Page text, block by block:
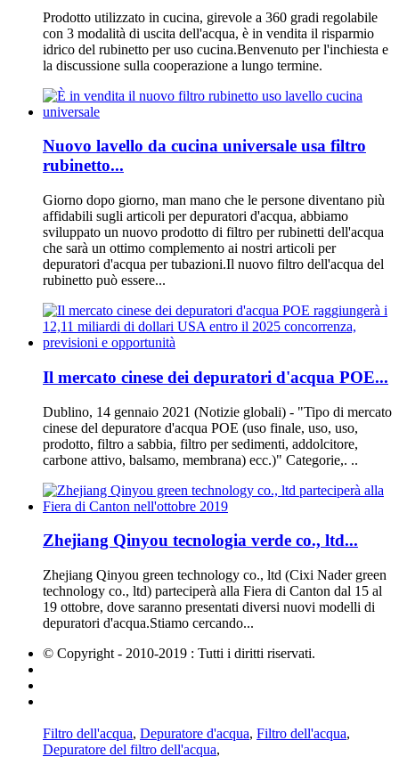
Prodotto utilizzato in cucina, girevole a 360 gradi regolabile
con 3 modalità di uscita dell'acqua, è in vendita il risparmio
idrico del rubinetto per uso cucina.Benvenuto per l'inchiesta e
la discussione sulla cooperazione a lungo termine.
Nuovo lavello da cucina universale usa filtro
rubinetto...
Giorno dopo giorno, man mano che le persone diventano più
affidabili sugli articoli per depuratori d'acqua, abbiamo
sviluppato un nuovo prodotto di filtro per rubinetti dell'acqua
che sarà un ottimo complemento ai nostri articoli per
depuratori d'acqua per tubazioni.Il nuovo filtro dell'acqua del
rubinetto può essere...
Il mercato cinese dei depuratori d'acqua POE...
Dublino, 14 gennaio 2021 (Notizie globali) - "Tipo di mercato
cinese del depuratore d'acqua POE (uso finale, uso, uso,
prodotto, filtro a sabbia, filtro per sedimenti, addolcitore,
carbone attivo, balsamo, membrana) ecc.)" Categorie,. ..
Zhejiang Qinyou tecnologia verde co., ltd...
Zhejiang Qinyou green technology co., ltd (Cixi Nader green
technology co., ltd) parteciperà alla Fiera di Canton dal 15 al
19 ottobre, dove saranno presentati diversi nuovi modelli di
depuratori d'acqua.Stiamo cercando...
© Copyright - 2010-2019 : Tutti i diritti riservati.
Filtro dell'acqua, Depuratore d'acqua, Filtro dell'acqua,
Depuratore del filtro dell'acqua,